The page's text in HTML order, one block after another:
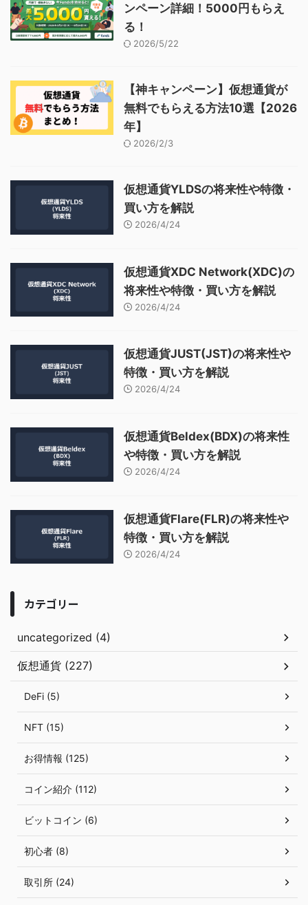
ンペーン詳細！5000円もらえ
る！
2026/5/22
【神キャンペーン】仮想通貨が
無料でもらえる方法10選【2026
年】
2026/2/3
仮想通貨YLDSの将来性や特徴・
買い方を解説
2026/4/24
仮想通貨XDC Network(XDC)の
将来性や特徴・買い方を解説
2026/4/24
仮想通貨JUST(JST)の将来性や
特徴・買い方を解説
2026/4/24
仮想通貨Beldex(BDX)の将来性
や特徴・買い方を解説
2026/4/24
仮想通貨Flare(FLR)の将来性や
特徴・買い方を解説
2026/4/24
カテゴリー
uncategorized (4)
仮想通貨 (227)
DeFi (5)
NFT (15)
お得情報 (125)
コイン紹介 (112)
ビットコイン (6)
初心者 (8)
取引所 (24)